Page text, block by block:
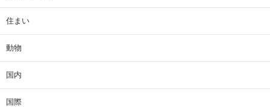
住まい
動物
国内
国際